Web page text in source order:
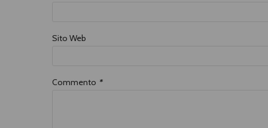
Sito Web
Commento *